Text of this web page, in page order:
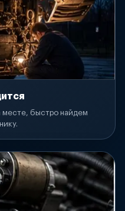
месте, быстро найдем